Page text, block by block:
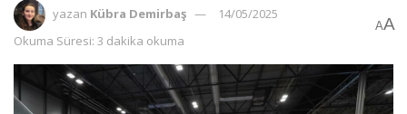
yazan Kübra Demirbaş
14/05/2025
Okuma Süresi: 3 dakika okuma
AA